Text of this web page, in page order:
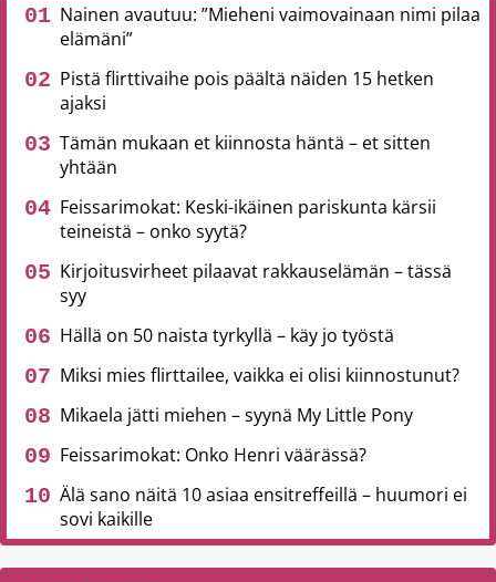
Nainen avautuu: ”Mieheni vaimovainaan nimi pilaa
elämäni”
Pistä flirttivaihe pois päältä näiden 15 hetken
ajaksi
Tämän mukaan et kiinnosta häntä – et sitten
yhtään
Feissarimokat: Keski-ikäinen pariskunta kärsii
teineistä – onko syytä?
Kirjoitusvirheet pilaavat rakkauselämän – tässä
syy
Hällä on 50 naista tyrkyllä – käy jo työstä
Miksi mies flirttailee, vaikka ei olisi kiinnostunut?
Mikaela jätti miehen – syynä My Little Pony
Feissarimokat: Onko Henri väärässä?
Älä sano näitä 10 asiaa ensitreffeillä – huumori ei
sovi kaikille